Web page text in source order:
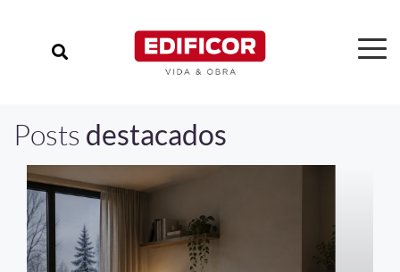
Posts destacados